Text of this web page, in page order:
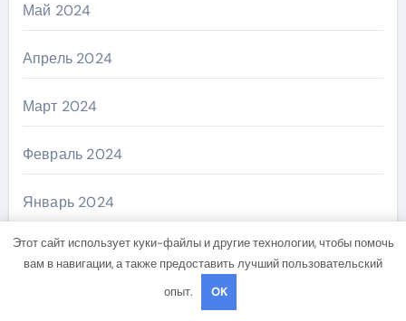
Май 2024
Апрель 2024
Март 2024
Февраль 2024
Январь 2024
Декабрь 2023
Этот сайт использует куки-файлы и другие технологии, чтобы помочь
вам в навигации, а также предоставить лучший пользовательский
опыт.
OK